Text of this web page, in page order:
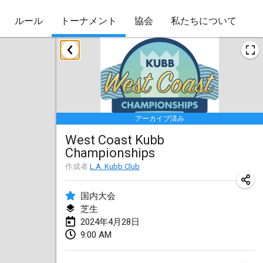
ルール トーナメント 協会 私たちについて
アーカイブ済み
West Coast Kubb
Championships
作成者 L.A. Kubb Club
国内大会
芝生
2024年4月28日
9:00 AM
2024年1月
Kubbezen Indoor Kubb Tornooi
2024年1月20日 ベルギー
Lake Superior Ice Festival Kubb Tournament
2024年1月27日|アメリカ合衆国
Winterkubb
2024年1月28日|ベルギー
2024年3月
KUBB-o-LOCO tornooi
2024年3月23日|ベルギー